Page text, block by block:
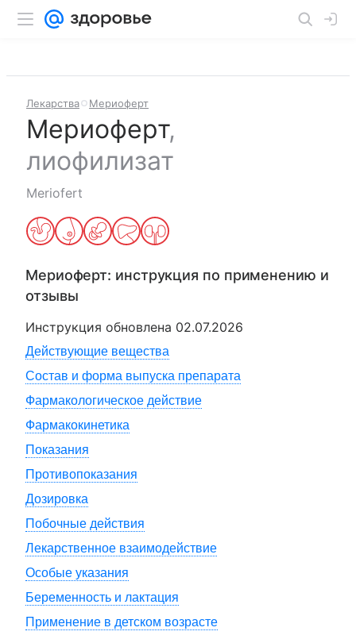
Лекарства Мериоферт
Мериоферт,
лиофилизат
Meriofert
Мериоферт: инструкция по применению и
отзывы
Инструкция обновлена 02.07.2026
Действующие вещества
Состав и форма выпуска препарата
Фармакологическое действие
Фармакокинетика
Показания
Противопоказания
Дозировка
Побочные действия
Лекарственное взаимодействие
Особые указания
Беременность и лактация
Применение в детском возрасте